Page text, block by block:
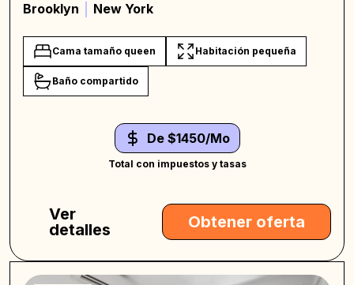
Brooklyn New York
Cama tamaño queen Habitación pequeña
Baño compartido
De $1450/Mo
Total con impuestos y tasas
Ver
detalles
Obtener oferta